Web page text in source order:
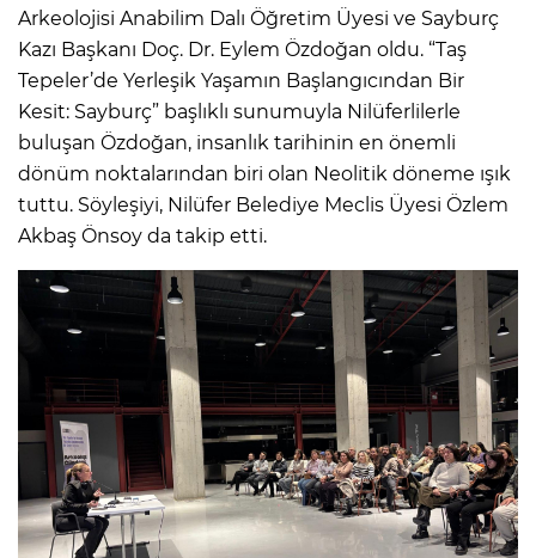
Arkeolojisi Anabilim Dalı Öğretim Üyesi ve Sayburç
Kazı Başkanı Doç. Dr. Eylem Özdoğan oldu. “Taş
Tepeler’de Yerleşik Yaşamın Başlangıcından Bir
Kesit: Sayburç” başlıklı sunumuyla Nilüferlilerle
buluşan Özdoğan, insanlık tarihinin en önemli
dönüm noktalarından biri olan Neolitik döneme ışık
tuttu. Söyleşiyi, Nilüfer Belediye Meclis Üyesi Özlem
Akbaş Önsoy da takip etti.